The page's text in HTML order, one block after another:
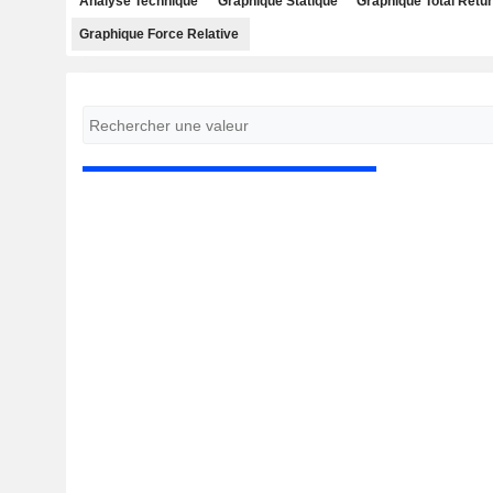
Graphique Force Relative